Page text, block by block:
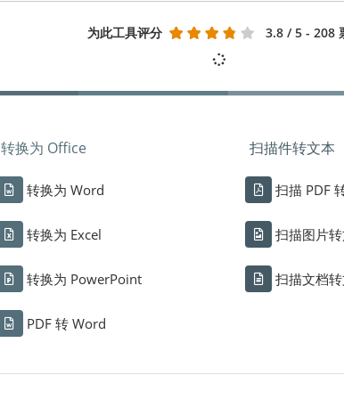
为此工具评分 3.8 / 5 - 208
转换为 Office
转换为 Word
转换为 Excel
转换为 PowerPoint
PDF 转 Word
扫描件转文本
扫描 PDF
扫描图片
扫描文档